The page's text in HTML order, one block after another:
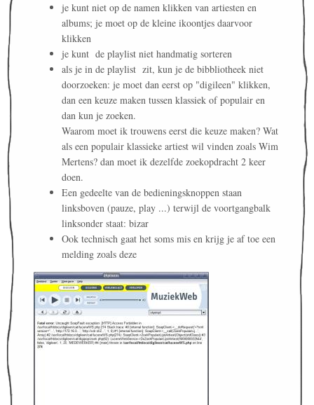
je kunt niet op de namen klikken van artiesten en
albums; je moet op de kleine ikoontjes daarvoor
klikken
je kunt de playlist niet handmatig sorteren
als je in de playlist zit, kun je de bibbliotheek niet
doorzoeken: je moet dan eerst op "digileen" klikken,
dan een keuze maken tussen klassiek of populair en
dan kun je zoeken.
Waarom moet ik trouwens eerst die keuze maken? Wat
als een populair klassieke artiest wil vinden zoals Wim
Mertens? dan moet ik dezelfde zoekopdracht 2 keer
doen.
Een gedeelte van de bedieningsknoppen staan
linksboven (pauze, play ...) terwijl de voortgangbalk
linksonder staat: bizar
Ook technisch gaat het soms mis en krijg je af toe een
melding zoals deze